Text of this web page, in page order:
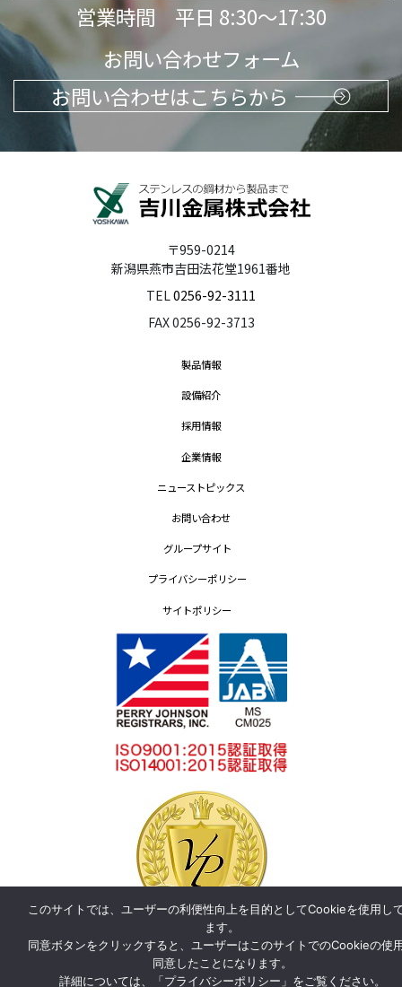
営業時間 平日 8:30～17:30
お問い合わせフォーム
お問い合わせはこちらから
〒959-0214
新潟県燕市吉田法花堂1961番地
TEL 0256-92-3111
FAX 0256-92-3713
製品情報
設備紹介
採用情報
企業情報
ニューストピックス
お問い合わせ
グループサイト
プライバシーポリシー
サイトポリシー
このサイトでは、ユーザーの利便性向上を目的としてCookieを使用し
ます。
同意ボタンをクリックすると、ユーザーはこのサイトでのCookieの使
同意したことになります。
詳細については、「プライバシーポリシー 」をご覧ください。